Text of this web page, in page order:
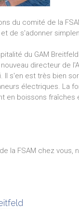
du comité de la
de s'adonner
du GAM
directeur de
Il s'en est très bien
électriques. La
en boissons
la FSAM chez